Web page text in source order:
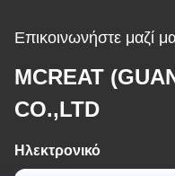
Επικοινωνήστε μαζί
MCREAT
CO.,LTD
Ηλεκτρονικό